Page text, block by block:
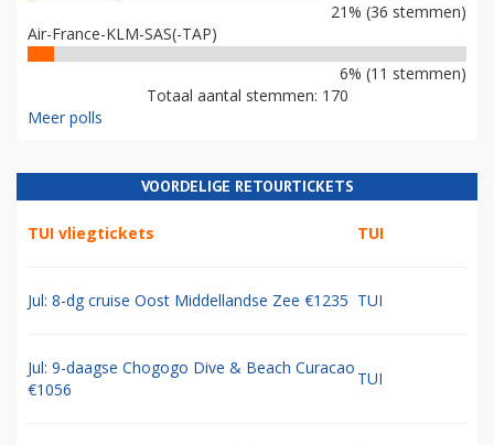
21% (36 stemmen)
Air-France-KLM-SAS(-TAP)
6% (11 stemmen)
Totaal aantal stemmen: 170
Meer polls
VOORDELIGE RETOURTICKETS
TUI vliegtickets TUI
Jul: 8-dg cruise Oost Middellandse Zee €1235 TUI
Jul: 9-daagse Chogogo Dive & Beach Curacao
€1056
TUI